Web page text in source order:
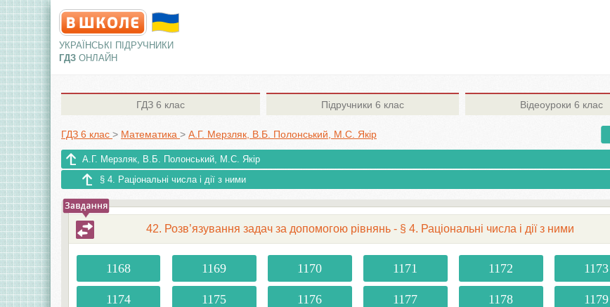
УКРАЇНСЬКІ ПІДРУЧНИКИ
ГДЗ ОНЛАЙН
ГДЗ 6 клас Підручники 6 клас Відеоуроки 6 клас
ГДЗ 6 клас > Математика > А.Г. Мерзляк, В.Б. Полонський, М.С. Якір
А.Г. Мерзляк, В.Б. Полонський, М.С. Якір
§ 4. Раціональні числа і дії з ними
42. Розв’язування задач за допомогою рівнянь - § 4. Раціональні числа і дії з ними
1168 1169 1170 1171 1172 1173
1174 1175 1176 1177 1178 1179